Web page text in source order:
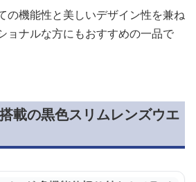
の機能性と美しいデザイン性を兼ね
ョナルな方にもおすすめの一品で
載の黒色スリムレンズウエ